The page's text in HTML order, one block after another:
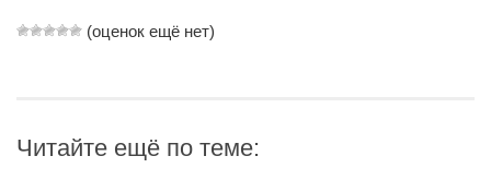
Игорь Добровольский
Александра Скорук
(оценок ещё нет)
Читайте ещё по теме: